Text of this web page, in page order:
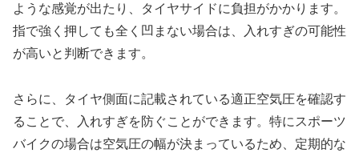
ような感覚が出たり、タイヤサイドに負担がかかります。
指で強く押しても全く凹まない場合は、入れすぎの可能性
が高いと判断できます。
さらに、タイヤ側面に記載されている適正空気圧を確認す
ることで、入れすぎを防ぐことができます。特にスポーツ
バイクの場合は空気圧の幅が決まっているため、定期的な